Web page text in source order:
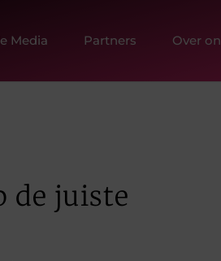
Media Partners Over
de juiste